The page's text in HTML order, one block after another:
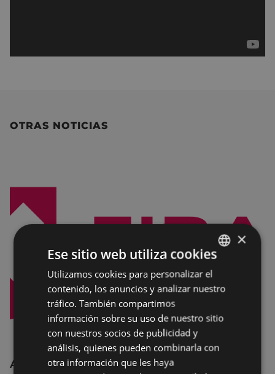
OTRAS NOTICIAS
Afecciones al tráfico en la calle Egogain del
BASQUE
SPANISH
×
Ese sitio web utiliza cookies
Utilizamos cookies para personalizar el
contenido, los anuncios y analizar nuestro
tráfico. También compartimos
información sobre su uso de nuestro sitio
con nuestros socios de publicidad y
análisis, quienes pueden combinarla con
otra información que les haya